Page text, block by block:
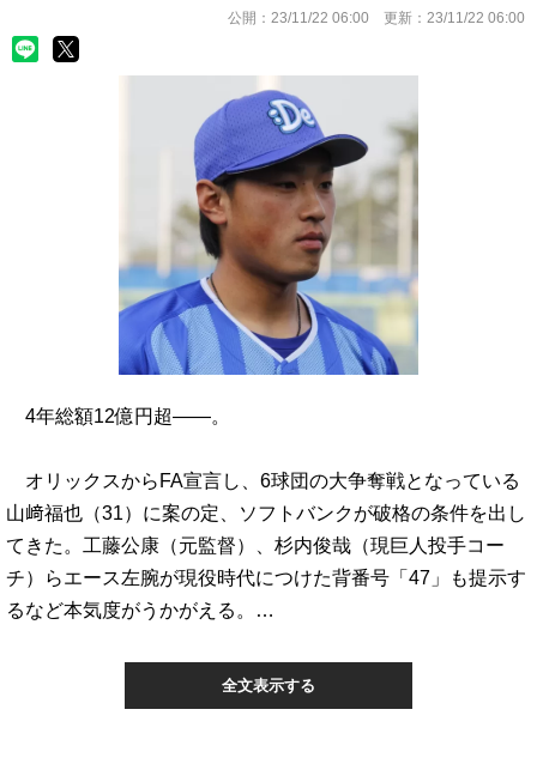
公開： 23/11/22 06:00 更新： 23/11/22 06:00
4年総額12億円超――。
オリックスからFA宣言し、6球団の大争奪戦となっている
山﨑福也（31）に案の定、ソフトバンクが破格の条件を出し
てきた。工藤公康（元監督）、杉内俊哉（現巨人投手コー
チ）らエース左腕が現役時代につけた背番号「47」も提示す
るなど本気度がうかがえる。…
全文表示する